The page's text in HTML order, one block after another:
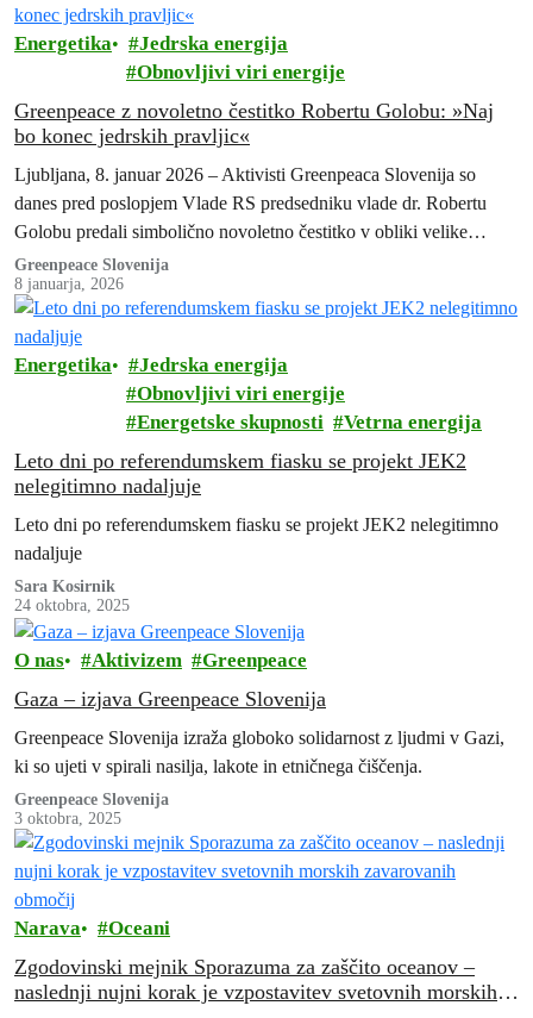
Energetika
Jedrska energija
Obnovljivi viri energije
Greenpeace z novoletno čestitko Robertu Golobu: »Naj
bo konec jedrskih pravljic«
Ljubljana, 8. januar 2026 – Aktivisti Greenpeaca Slovenija so
danes pred poslopjem Vlade RS predsedniku vlade dr. Robertu
Golobu predali simbolično novoletno čestitko v obliki velike
karikature in uradnega dopisa…
Greenpeace Slovenija
8 januarja, 2026
Energetika
Jedrska energija
Obnovljivi viri energije
Energetske skupnosti
Vetrna energija
Leto dni po referendumskem fiasku se projekt JEK2
nelegitimno nadaljuje
Leto dni po referendumskem fiasku se projekt JEK2 nelegitimno
nadaljuje
Sara Kosirnik
24 oktobra, 2025
O nas Aktivizem Greenpeace
Gaza – izjava Greenpeace Slovenija
Greenpeace Slovenija izraža globoko solidarnost z ljudmi v Gazi,
ki so ujeti v spirali nasilja, lakote in etničnega čiščenja.
Greenpeace Slovenija
3 oktobra, 2025
Narava Oceani
Zgodovinski mejnik Sporazuma za zaščito oceanov –
naslednji nujni korak je vzpostavitev svetovnih morskih